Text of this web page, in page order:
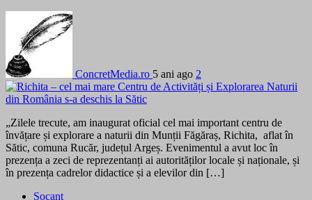
ConcretMedia.ro 5 ani ago 2
„Zilele trecute, am inaugurat oficial cel mai important centru de
învățare și explorare a naturii din Munții Făgăraș, Richita, aflat în
Sătic, comuna Rucăr, județul Argeș. Evenimentul a avut loc în
prezența a zeci de reprezentanți ai autorităților locale și naționale, și
în prezența cadrelor didactice și a elevilor din […]
Șocant